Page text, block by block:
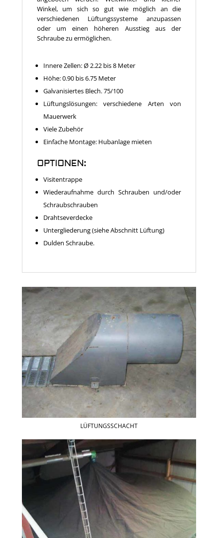
Winkel, um sich so gut wie möglich an die
verschiedenen Lüftungssysteme anzupassen
oder um einen höheren Ausstieg aus der
Schraube zu ermöglichen.
Innere Zellen: Ø 2.22 bis 8 Meter
Höhe: 0.90 bis 6.75 Meter
Galvanisiertes Blech. 75/100
Lüftungslösungen: verschiedene Arten von
Mauerwerk
Viele Zubehör
Einfache Montage: Hubanlage mieten
OPTIONEN:
Visitentrappe
Wiederaufnahme durch Schrauben und/oder
Schraubschrauben
Drahtseverdecke
Untergliederung (siehe Abschnitt Lüftung)
Dulden Schraube.
LÜFTUNGSSCHACHT